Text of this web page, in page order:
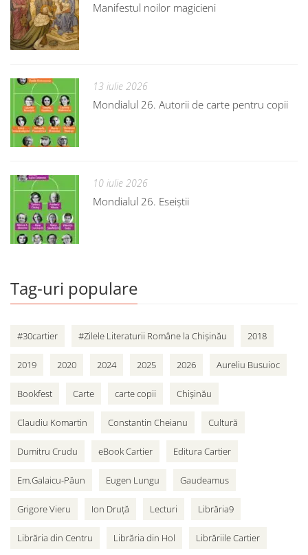
Manifestul noilor magicieni
13 iulie 2026
Mondialul 26. Autorii de carte pentru copii
10 iulie 2026
Mondialul 26. Eseiștii
Tag-uri populare
#30cartier #Zilele Literaturii Române la Chișinău 2018
2019 2020 2024 2025 2026 Aureliu Busuioc
Bookfest Carte carte copii Chișinău
Claudiu Komartin Constantin Cheianu Cultură
Dumitru Crudu eBook Cartier Editura Cartier
Em.Galaicu-Păun Eugen Lungu Gaudeamus
Grigore Vieru Ion Druță Lecturi Librăria9
Librăria din Centru Librăria din Hol Librăriile Cartier